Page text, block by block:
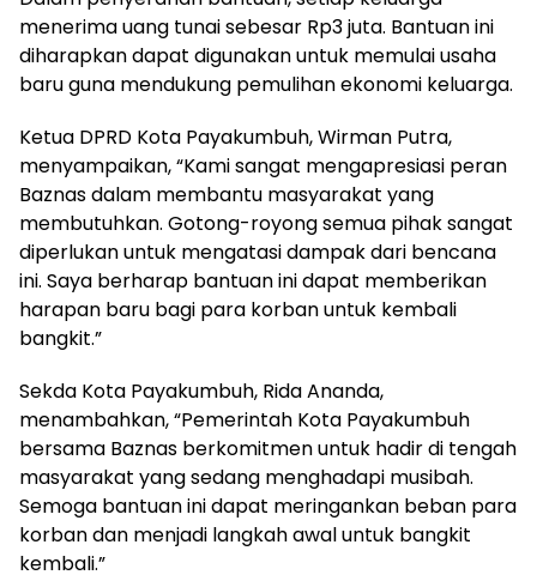
menerima uang tunai sebesar Rp3 juta. Bantuan ini
diharapkan dapat digunakan untuk memulai usaha
baru guna mendukung pemulihan ekonomi keluarga.
Ketua DPRD Kota Payakumbuh, Wirman Putra,
menyampaikan, “Kami sangat mengapresiasi peran
Baznas dalam membantu masyarakat yang
membutuhkan. Gotong-royong semua pihak sangat
diperlukan untuk mengatasi dampak dari bencana
ini. Saya berharap bantuan ini dapat memberikan
harapan baru bagi para korban untuk kembali
bangkit.”
Sekda Kota Payakumbuh, Rida Ananda,
menambahkan, “Pemerintah Kota Payakumbuh
bersama Baznas berkomitmen untuk hadir di tengah
masyarakat yang sedang menghadapi musibah.
Semoga bantuan ini dapat meringankan beban para
korban dan menjadi langkah awal untuk bangkit
kembali.”